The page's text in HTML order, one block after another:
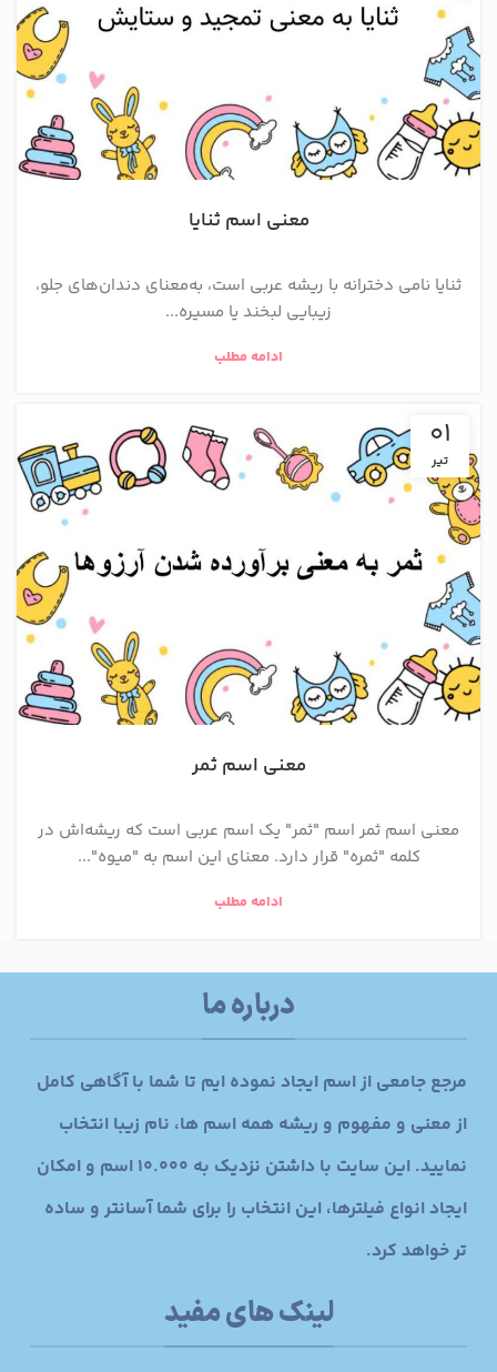
معنی اسم ثنایا
ثنایا نامی دخترانه با ریشه عربی است، به‌معنای دندان‌های جلو،
زیبایی لبخند یا مسیره...
ادامه مطلب
01
تیر
معنی اسم ثمر
معنی اسم ثمر اسم "ثمر" یک اسم عربی است که ریشه‌اش در
کلمه "ثمره" قرار دارد. معنای این اسم به "میوه"...
ادامه مطلب
درباره ما
مرجع جامعی از اسم ایجاد نموده ایم تا شما با آگاهی کامل
از معنی و مفهوم و ریشه همه اسم ها، نام زیبا انتخاب
نمایید. این سایت با داشتن نزدیک به 10.000 اسم و امکان
ایجاد انواع فیلترها، این انتخاب را برای شما آسانتر و ساده
تر خواهد کرد.
لینک های مفید